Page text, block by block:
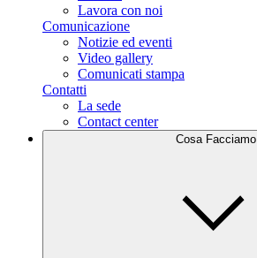
Lavora con noi
Comunicazione
Notizie ed eventi
Video gallery
Comunicati stampa
Contatti
La sede
Contact center
Cosa Facciamo